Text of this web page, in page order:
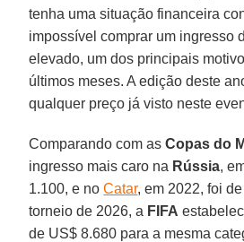
tenha uma situação financeira
impossível comprar um ingresso
elevado, um dos principais
últimos meses. A edição deste
qualquer preço já visto neste
Comparando com asCopas do
ingresso mais caro na Rússia,
1.100, e noCatar, em 2022, foi
torneio de 2026, a FIFA
de US$ 8.680 para a mesma